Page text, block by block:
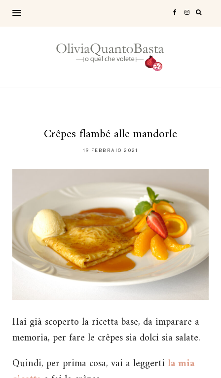
Crêpes flambé alle mandorle
19 FEBBRAIO 2021
Hai già scoperto la ricetta base, da imparare a
memoria, per fare le crêpes sia dolci sia salate.
Quindi, per prima cosa, vai a leggertila mia